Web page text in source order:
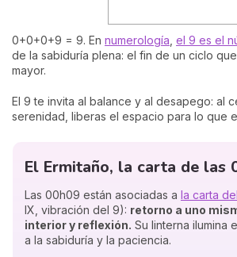
0+0+0+9 = 9. En numerología el 9 es el
de la sabiduría plena: el fin de un ciclo
mayor.
El 9 te invita al balance y al desapego: al
serenidad, liberas el espacio para lo que
El Ermitaño, la carta de las
Las 00h09 están asociadas a la carta
IX, vibración del 9): retorno a uno
interior y reflexión. Su linterna ilumina
a la sabiduría y la paciencia.